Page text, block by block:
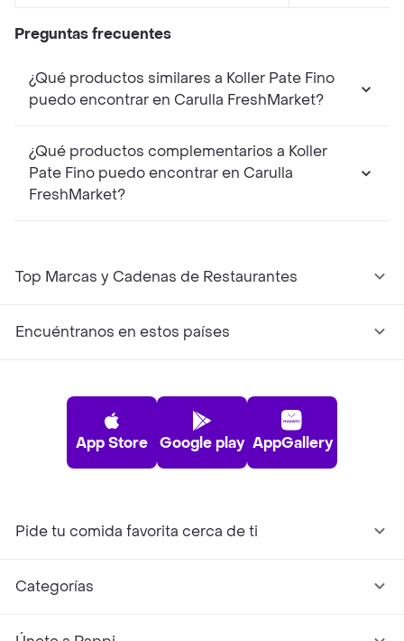
Preguntas frecuentes
¿Qué productos similares a Koller Pate Fino
puedo encontrar en Carulla FreshMarket?
¿Qué productos complementarios a Koller
Pate Fino puedo encontrar en Carulla
FreshMarket?
Top Marcas y Cadenas de Restaurantes
Encuéntranos en estos países
App Store Google play AppGallery
Pide tu comida favorita cerca de ti
Categorías